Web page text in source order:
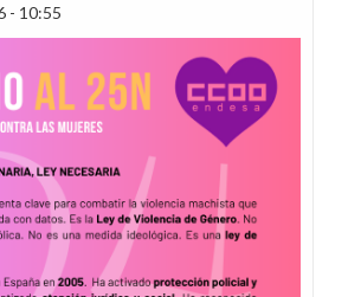
- 10:55